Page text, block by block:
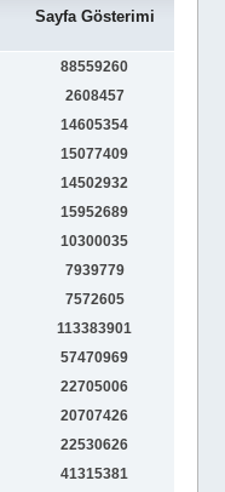
Sayfa Gösterimi
88559260
2608457
14605354
15077409
14502932
15952689
10300035
7939779
7572605
113383901
57470969
22705006
20707426
22530626
41315381